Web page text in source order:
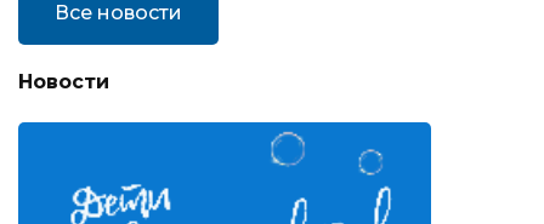
Все новости
Новости